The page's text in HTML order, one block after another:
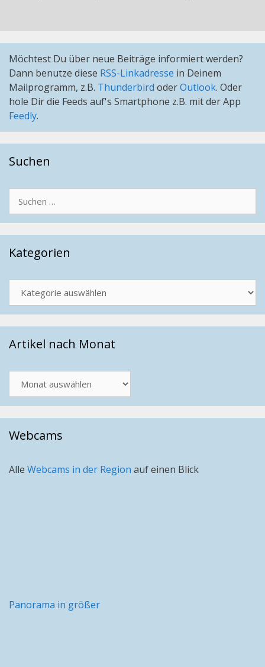
Möchtest Du über neue Beiträge informiert werden?
Dann benutze diese RSS-Linkadresse in Deinem
Mailprogramm, z.B. Thunderbird oderOutlook. Oder
hole Dir die Feeds auf's Smartphone z.B. mit der App
Feedly.
Suchen
nach:
Kategorien
Artikel nach Monat
nach
Monat
Webcams
Alle Webcams in der Region auf einen Blick
Panorama in größer